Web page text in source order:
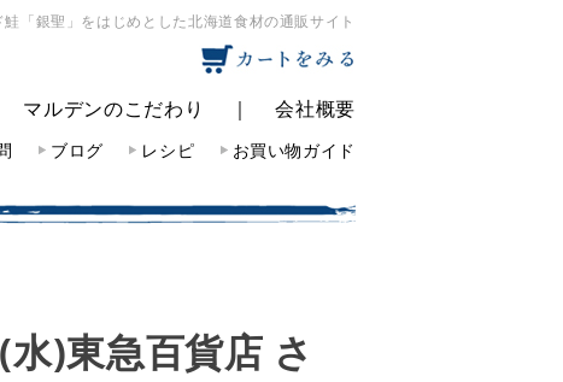
「銀聖」をはじめとした北海道食材の通販サイト
マルデンのこだわり ｜会社概要
ブログ レシピ お買い物ガイド
)東急百貨店 さ